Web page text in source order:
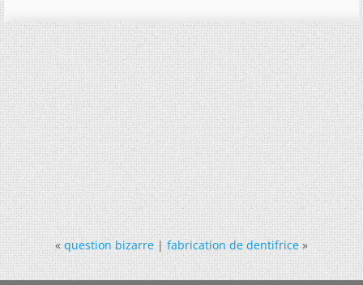
« question bizarre|fabrication de dentifrice »